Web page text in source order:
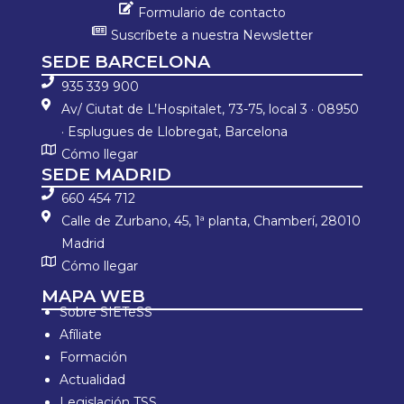
Formulario de contacto
Suscríbete a nuestra Newsletter
SEDE BARCELONA
935 339 900
Av/ Ciutat de L’Hospitalet, 73-75, local 3 · 08950
· Esplugues de Llobregat, Barcelona
Cómo llegar
SEDE MADRID
660 454 712
Calle de Zurbano, 45, 1ª planta, Chamberí, 28010
Madrid
Cómo llegar
MAPA WEB
Sobre SIETeSS
Afíliate
Formación
Actualidad